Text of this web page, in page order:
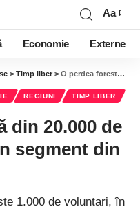
Aa
Economie Externe
> Timp liber > O perdea forestieră din 20.000 de arbori va proteja un segment din A0
REGIUNI TIMP LIBER
din 20.000 de
segment din
1.000 de voluntari, în